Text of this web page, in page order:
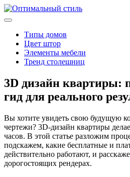
Типы домов
Цвет штор
Элементы мебели
Тренд столешниц
3D дизайн квартиры:
гид для реального
Вы хотите увидеть свою будущую
чертежи? 3D‑дизайн квартиры
часов. В этой статье разложим
подскажем, какие бесплатные и
действительно работают, и
дорогостоящих рендерах.